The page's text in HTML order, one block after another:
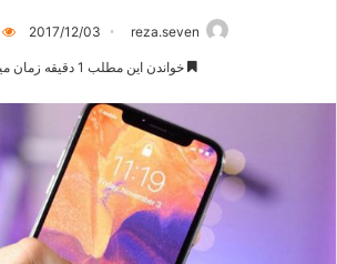
reza.seven
2017/12/03
خواندن این مطلب 1 دقیقه زمان میبرد